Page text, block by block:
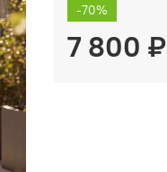
-70%
7 800 ₽